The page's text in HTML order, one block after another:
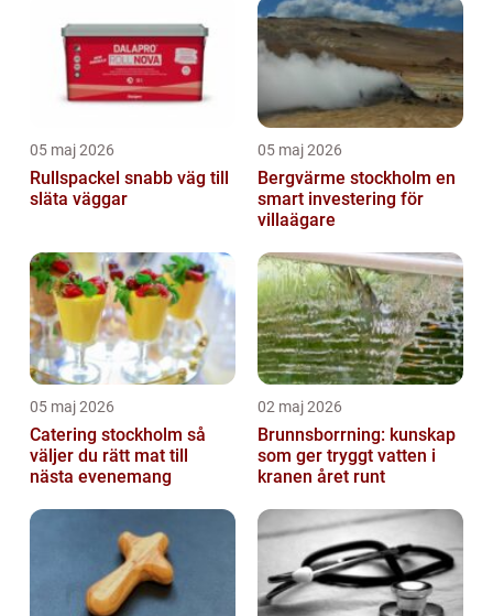
05 maj 2026
Rullspackel snabb väg till
släta väggar
05 maj 2026
Bergvärme stockholm en
smart investering för
villaägare
05 maj 2026
Catering stockholm så
väljer du rätt mat till
nästa evenemang
02 maj 2026
Brunnsborrning: kunskap
som ger tryggt vatten i
kranen året runt